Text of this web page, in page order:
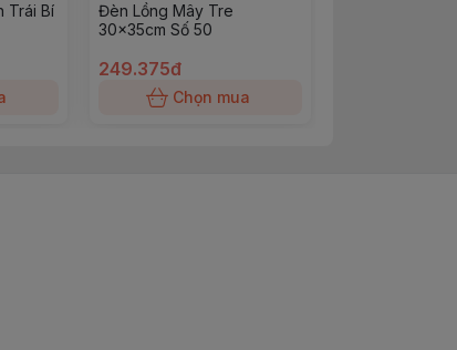
Trái Bí
Đèn Lồng Mây Tre
30x35cm Số 50
249.375đ
Chọn mua